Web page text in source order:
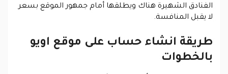
الفنادق الشهيرة هناك ويطلقها أمام جمهور الموقع بسعر
لا يقبل المنافسة.
طريقة انشاء حساب على موقع اويو
بالخطوات